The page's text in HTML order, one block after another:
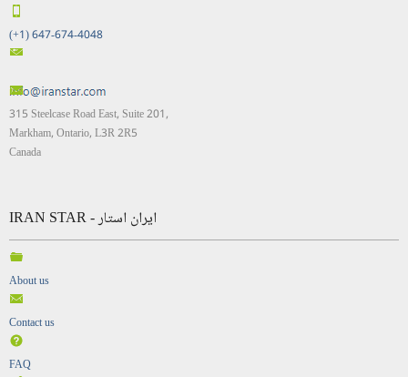
(+1) 647-674-4048
315 Steelcase Road East, Suite 201,
Markham, Ontario, L3R 2R5
Canada
IRAN STAR - ایران استار
About us
Contact us
FAQ